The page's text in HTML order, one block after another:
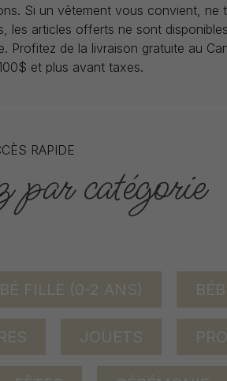
Si un vêtement vous convient, ne
les articles offerts ne sont
Profitez de la livraison gratuite au
et plus avant taxes.
RAPIDE
par catégorie
FILLE (0-2 ANS)
JOUETS